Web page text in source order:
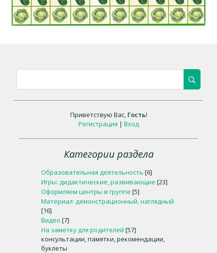
Приветствую Вас, Гость!
Регистрация | Вход
Категории раздела
Образовательная деятельность [6]
Игры: дидактические, развивающие [23]
Оформляем центры в группе [5]
Материал: демонстрационный, наглядный
[16]
Видео [7]
На заметку для родителей [57]
консультации, памятки, рекомендации,
буклеты